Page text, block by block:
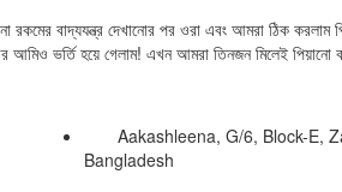
বাদ্যযন্ত্র দেখানোর পর ওরা এবং আমরা ঠিক
আমিও ভর্তি হয়ে গেলাম! এখন আমরা তিনজন মিলেই
Aakashleena, G/6, Block-E,
Bangladesh